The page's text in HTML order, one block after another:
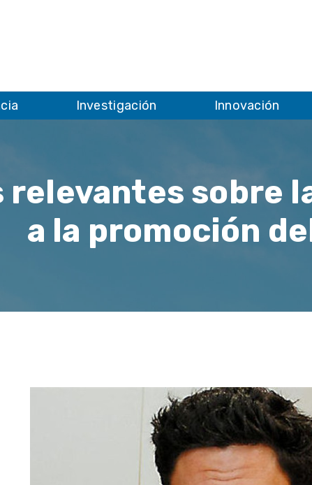
Investigación Innovación
relevantes sobre
a la promoción